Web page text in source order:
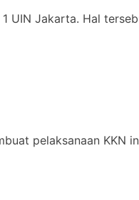
Jakarta. Hal
pelaksanaan KKN